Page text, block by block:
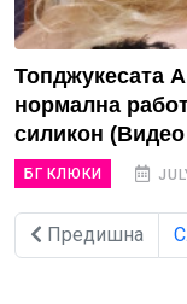
Топджукесата
нормална
силикон
БГ КЛЮКИ
Предишна